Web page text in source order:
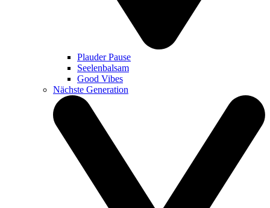
Plauder Pause
Seelenbalsam
Good Vibes
Nächste Generation